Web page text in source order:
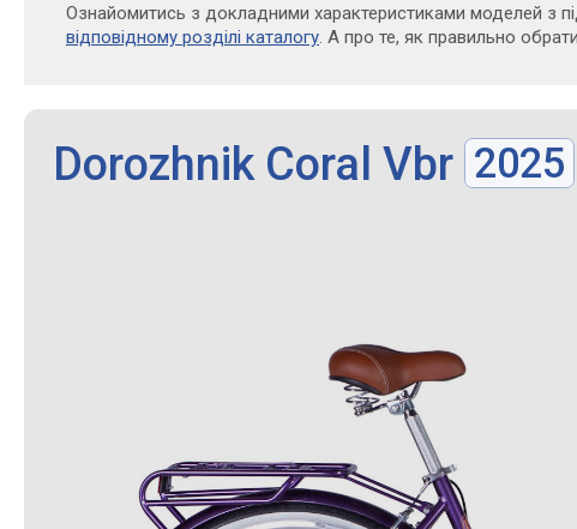
Ознайомитись з докладними характеристиками моделей з
відповідному розділі каталогу. А про те, як правильно
Dorozhnik Coral Vbr 2025